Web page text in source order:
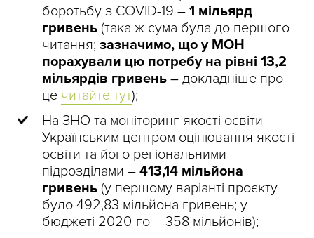
боротьбу з COVID-19 – 1 мільярд
гривень (така ж сума була до першого
читання; зазначимо, що у МОН
порахували цю потребу на рівні 13,2
мільярдів гривень – докладніше про
це читайте тут);
На ЗНО та моніторинг якості освіти
Українським центром оцінювання якості
освіти та його регіональними
підрозділами – 413,14 мільйона
гривень (у першому варіанті проєкту
було 492,83 мільйона гривень; у
бюджеті 2020-го – 358 мільйонів);